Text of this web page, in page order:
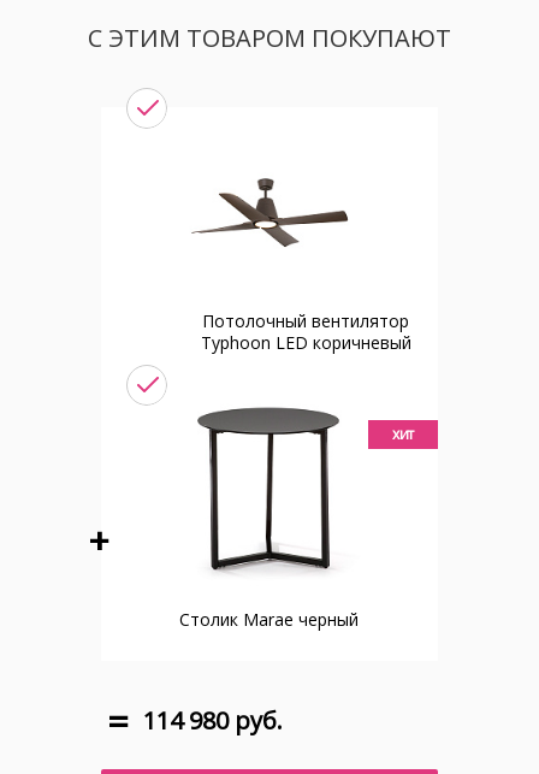
С ЭТИМ ТОВАРОМ ПОКУПАЮТ
Потолочный вентилятор
Typhoon LED коричневый
хит
Столик Marae черный
114 980 руб.